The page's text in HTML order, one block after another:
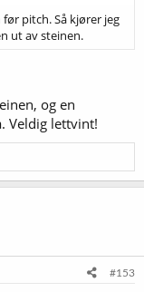
pitch. Så kjører jeg
ut av steinen.
og en
Veldig lettvint!
#153